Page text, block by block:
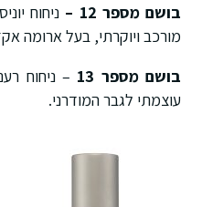
בושם מספר 12 –
ניחוח
מורכב ויוקרתי, בעל ארומה
בושם מספר 13
– ניחוח
עוצמתי לגבר המודרני.